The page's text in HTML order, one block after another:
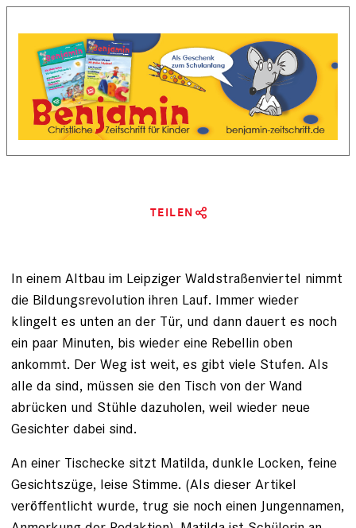
TEILEN
In einem Altbau im Leipziger Waldstraßenviertel nimmt
die Bildungsrevolution ihren Lauf. Immer wieder
klingelt es ­unten an der Tür, und dann ­dauert es noch
ein paar Minuten, bis wieder eine ­Rebellin oben
ankommt. Der Weg ist weit, es gibt viele ­Stufen. Als
alle da sind, müssen sie den Tisch von der Wand
abrücken und Stühle dazu­holen, weil wieder neue
Gesichter dabei sind.
An einer Tischecke sitzt Matilda, dunkle Locken, feine
Gesichtszüge, leise Stimme. (Als dieser Artikel
veröffentlicht wurde, trug sie noch einen Jungennamen,